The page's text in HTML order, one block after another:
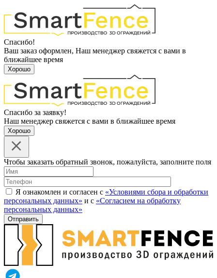
Спасибо!
Ваш заказ оформлен, Наш менеджер свяжется с вами в
ближайшее время
Хорошо
Спасибо за заявку!
Наш менеджер свяжется с вами в ближайшее время
Хорошо
Чтобы заказать обратный звонок, пожалуйста, заполните поля
Я ознакомлен и согласен с «Условиями сбора и обработки
персональных данных» и с «Согласием на обработку
персональных данных»
Отправить